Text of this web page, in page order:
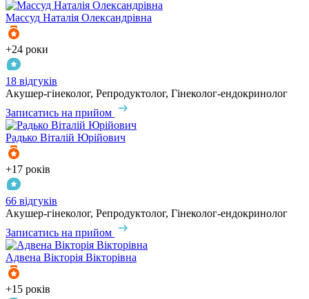
Массуд Наталія Олександрівна
+24 роки
18 відгуків
Акушер-гінеколог, Репродуктолог, Гінеколог-ендокринолог
Записатись на прийом
Радько Віталій Юрійович
+17 років
66 відгуків
Акушер-гінеколог, Репродуктолог, Гінеколог-ендокринолог
Записатись на прийом
Адвена Вікторія Вікторівна
+15 років